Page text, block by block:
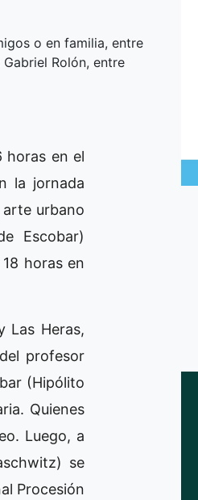
o en familia, entre
Rolón, entre
horas en el
la jornada
urbano
Escobar)
horas en
Las Heras,
profesor
(Hipólito
Quienes
Luego, a
se
Procesión